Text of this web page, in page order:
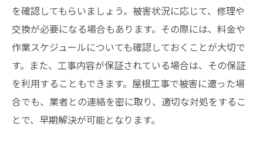
を確認してもらいましょう。被害状況に応じて、修理や
交換が必要になる場合もあります。その際には、料金や
作業スケジュールについても確認しておくことが大切で
す。また、工事内容が保証されている場合は、その保証
を利用することもできます。屋根工事で被害に遭った場
合でも、業者との連絡を密に取り、適切な対処をするこ
とで、早期解決が可能となります。